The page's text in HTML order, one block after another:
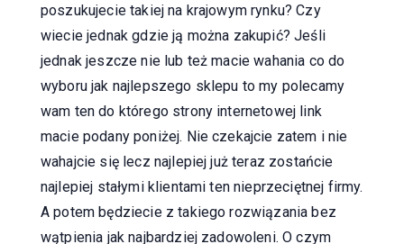
poszukujecie takiej na krajowym rynku? Czy
wiecie jednak gdzie ją można zakupić? Jeśli
jednak jeszcze nie lub też macie wahania co do
wyboru jak najlepszego sklepu to my polecamy
wam ten do którego strony internetowej link
macie podany poniżej. Nie czekajcie zatem i nie
wahajcie się lecz najlepiej już teraz zostańcie
najlepiej stałymi klientami ten nieprzeciętnej firmy.
A potem będziecie z takiego rozwiązania bez
wątpienia jak najbardziej zadowoleni. O czym